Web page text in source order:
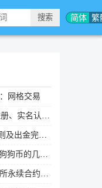
简体 繁
网格交易
转账新手实操教程
金完整流程
几个方式汇总
程(APP/Web端)